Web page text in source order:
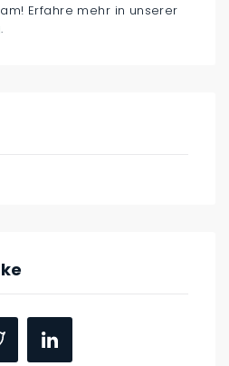
Erfahre mehr in unserer
.